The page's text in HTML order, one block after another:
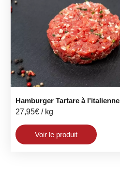
Hamburger Tartare à l’italienne
27,95€ / kg
Voir le produit